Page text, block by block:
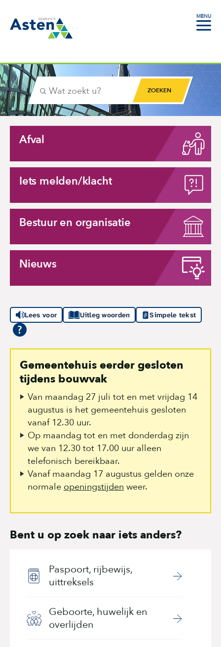
Gemeente Asten
MENU
Zoekfunctie Zoekknop
Afval
Iets melden/klacht
Bestuur en organisatie
Nieuws
Lees voor Uitleg woorden Simpele tekst
Gemeentehuis eerder gesloten
tijdens bouwvak
Van maandag 27 juli tot en met vrijdag 14
augustus is het gemeentehuis gesloten
vanaf 12.30 uur.
Op maandag tot en met donderdag zijn
we van 12.30 tot 17.00 uur alleen
telefonisch bereikbaar.
Vanaf maandag 17 augustus gelden onze
normale openingstijden weer.
Bent u op zoek naar iets anders?
Paspoort, rijbewijs,
uittreksels
Geboorte, huwelijk en
overlijden